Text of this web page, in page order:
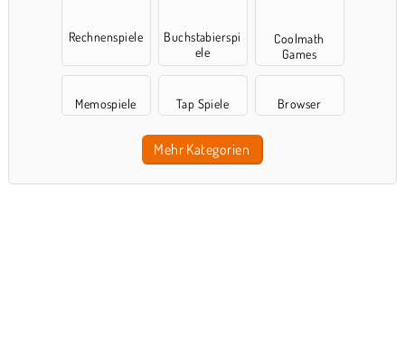
Rechnenspiele
Buchstabierspi
ele
Coolmath
Games
Memospiele Tap Spiele Browser
Mehr Kategorien